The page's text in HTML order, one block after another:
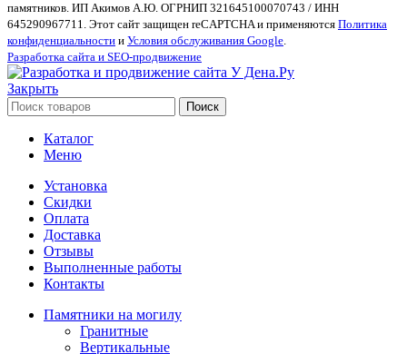
памятников. ИП Акимов А.Ю. ОГРНИП 321645100070743 / ИНН
645290967711. Этот сайт защищен reCAPTCHA и применяются Политика
конфиденциальности и Условия обслуживания Google.
Разработка сайта и SEO-продвижение
Закрыть
Поиск
Каталог
Меню
Установка
Скидки
Оплата
Доставка
Отзывы
Выполненные работы
Контакты
Памятники на могилу
Гранитные
Вертикальные